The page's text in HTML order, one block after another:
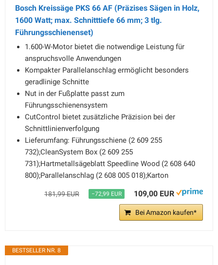
Bosch Kreissäge PKS 66 AF (Präzises Sägen in Holz,
1600 Watt; max. Schnitttiefe 66 mm; 3 tlg.
Führungsschienenset)
1.600-W-Motor bietet die notwendige Leistung für
anspruchsvolle Anwendungen
Kompakter Parallelanschlag ermöglicht besonders
geradlinige Schnitte
Nut in der Fußplatte passt zum
Führungsschienensystem
CutControl bietet zusätzliche Präzision bei der
Schnittlinienverfolgung
Lieferumfang: Führungsschiene (2 609 255
732);CleanSystem Box (2 609 255
731);Hartmetallsägeblatt Speedline Wood (2 608 640
800);Parallelanschlag (2 608 005 018);Karton
181,99 EUR −72,99 EUR 109,00 EUR
Bei Amazon kaufen*
BESTSELLER NR. 8